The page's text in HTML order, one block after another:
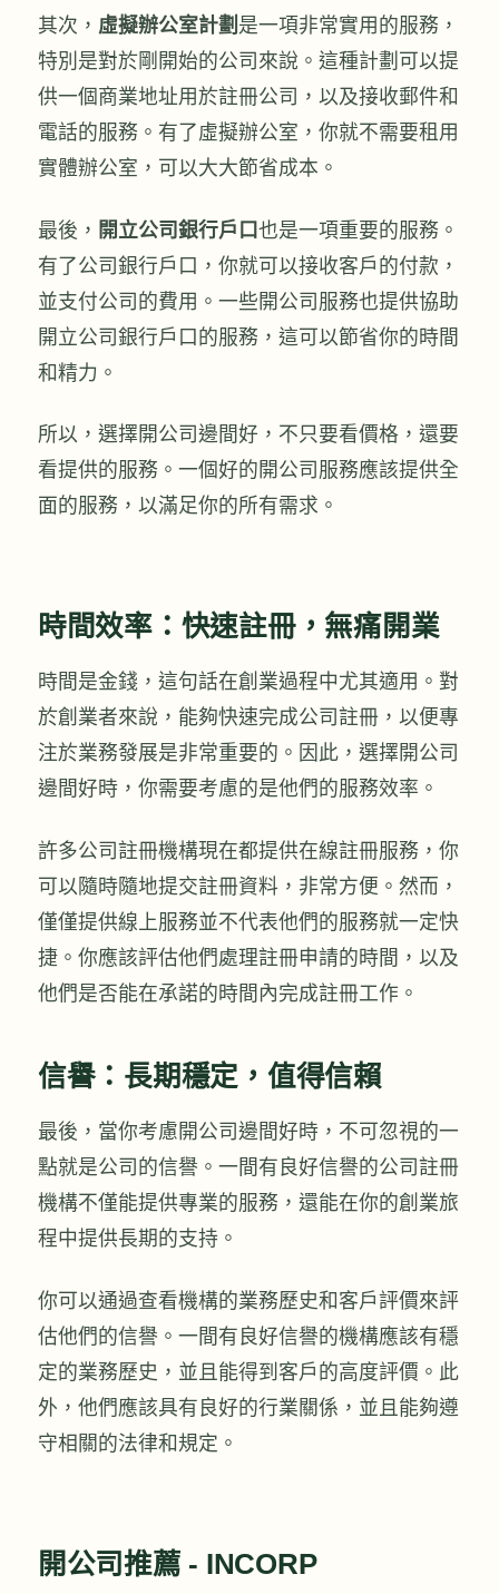
其次， 虛擬辦公室計劃 是一項非常實用的服務，
特別是對於剛開始的公司來說。這種計劃可以提
供一個商業地址用於註冊公司，以及接收郵件和
電話的服務。有了虛擬辦公室，你就不需要租用
實體辦公室，可以大大節省成本。
最後， 開立公司銀行戶口也是一項重要的服務。
有了公司銀行戶口，你就可以接收客戶的付款，
並支付公司的費用。一些開公司服務也提供協助
開立公司銀行戶口的服務，這可以節省你的時間
和精力。
所以，選擇開公司邊間好，不只要看價格，還要
看提供的服務。一個好的開公司服務應該提供全
面的服務，以滿足你的所有需求。
時間效率：快速註冊，無痛開業
時間是金錢，這句話在創業過程中尤其適用。對
於創業者來說，能夠快速完成公司註冊，以便專
注於業務發展是非常重要的。因此，選擇開公司
邊間好時，你需要考慮的是他們的服務效率。
許多公司註冊機構現在都提供在線註冊服務，你
可以隨時隨地提交註冊資料，非常方便。然而，
僅僅提供線上服務並不代表他們的服務就一定快
捷。你應該評估他們處理註冊申請的時間，以及
他們是否能在承諾的時間內完成註冊工作。
信譽：長期穩定，值得信賴
最後，當你考慮開公司邊間好時，不可忽視的一
點就是公司的信譽。一間有良好信譽的公司註冊
機構不僅能提供專業的服務，還能在你的創業旅
程中提供長期的支持。
你可以通過查看機構的業務歷史和客戶評價來評
估他們的信譽。一間有良好信譽的機構應該有穩
定的業務歷史，並且能得到客戶的高度評價。此
外，他們應該具有良好的行業關係，並且能夠遵
守相關的法律和規定。
開公司推薦 - INCORP